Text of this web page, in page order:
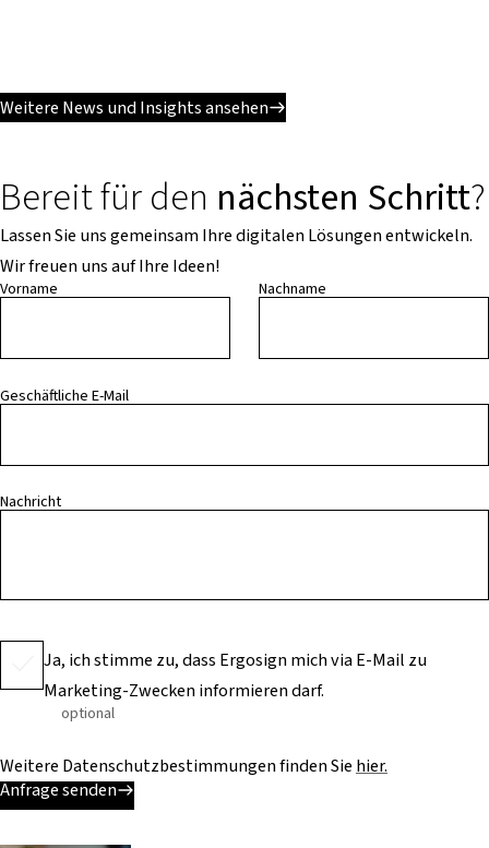
Weitere News und Insights ansehen
Bereit für den nächsten Schritt?
Lassen Sie uns gemeinsam Ihre digitalen Lösungen entwickeln.
Wir freuen uns auf Ihre Ideen!
Vorname Nachname
Geschäftliche E-Mail
Nachricht
Ja, ich stimme zu, dass Ergosign mich via E-Mail zu
Marketing-Zwecken informieren darf.
optional
Weitere Datenschutzbestimmungen finden Sie hier.
Anfrage senden